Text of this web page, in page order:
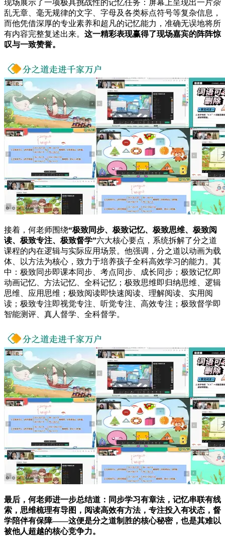
现场展示了一项极具挑战性的记忆任务：屏幕上呈现出一片杂
乱无章、毫无规律的文字、字母及各类标点符号等复杂信息，
而他凭借深厚的专业素养和超凡的记忆能力，准确无误地将所
有内容完整复述出来。 这一精彩表现赢得了现场嘉宾的阵阵惊
叹与一致赞誉。
接着，何老师围绕“极致同步、极致记忆、极致思维、极致阅
读、极致专注、极致督学”六大核心要点，系统拆解了分之道
课程的内在逻辑与实际应用场景。他强调，分之道以动画为载
体、以方法为核心，致力于培养孩子全科高效学习的能力。其
中：极致同步即课本同步、考点同步、成长同步；极致记忆即
动画记忆、方法记忆、全科记忆；极致思维即归纳思维、逻辑
思维、应用思维；极致阅读即快速阅读、理解阅读、实用阅
读；极致专注即视觉专注、听觉专注、高效专注；极致督学即
智能测评、真人督学、全科督学。
最后，何老师进一步总结道：同步学习有章法，记忆串联有线
索，思维梳理有导图，阅读高效有方法，专注投入有状态，督
学陪伴有保障——这便是分之道制胜的核心秘密，也是其难以
被他人超越的核心竞争力。